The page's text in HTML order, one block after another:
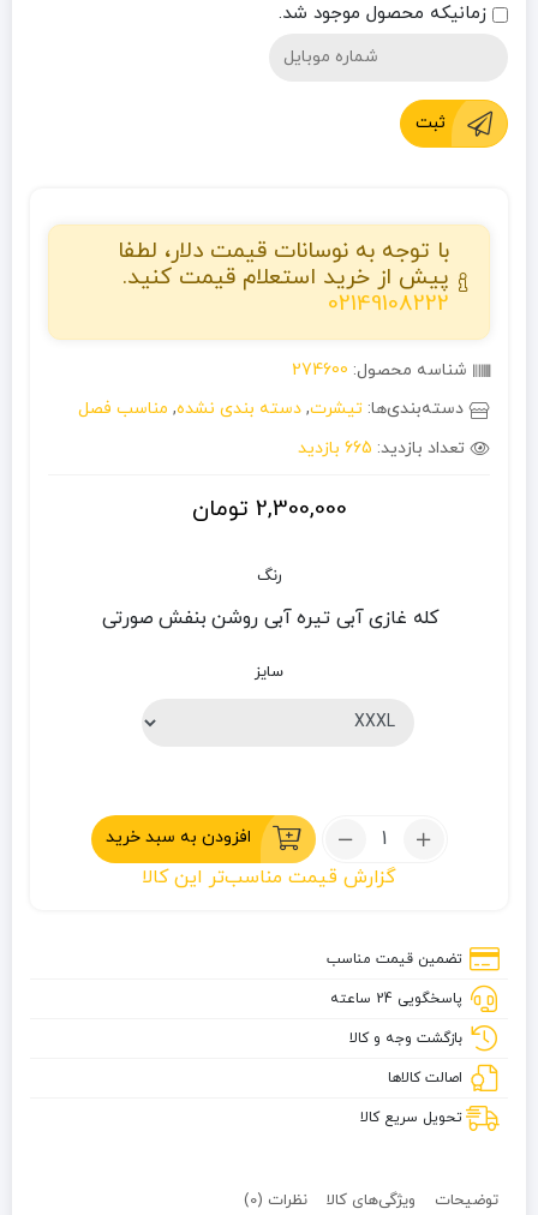
زمانیکه محصول موجود شد.
ثبت
با توجه به نوسانات قیمت دلار، لطفا
پیش از خرید استعلام قیمت کنید.
02149108222
شناسه محصول: 274600
دسته‌بندی‌ها: تیشرت, دسته بندی نشده, مناسب فصل
تعداد بازدید: 665 بازدید
2,300,000 تومان
رنگ
کله غازی آبی تیره آبی روشن بنفش صورتی
سایز
تعداد:
نیم
A2305
افزودن به سبد خرید
گزارش قیمت مناسب‌تر این کالا
تضمین قیمت مناسب
پاسخگویی 24 ساعته
بازگشت وجه و کالا
اصالت کالاها
تحویل سریع کالا
توضیحات ویژگی‌های کالا نظرات (0)